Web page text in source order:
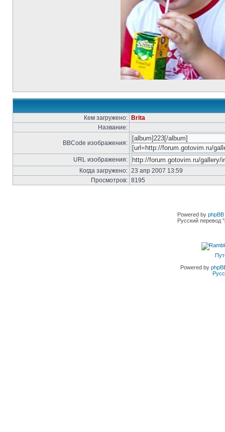
Кем загружено:
Brita
Название:
BBCode изображения:
URL изображения:
Когда загружено: 23 апр 2007 13:59
Просмотров: 8195
Powered by
Русский перевод
Powered by